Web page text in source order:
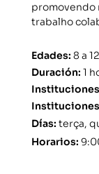
promovendo
trabalho
Edades: 8 a
Duración: 1
Días: terça,
Horarios: